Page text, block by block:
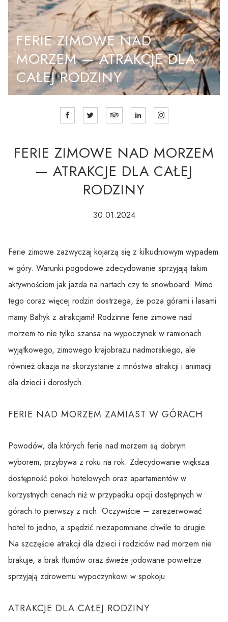
FERIE ZIMOWE NAD
MORZEM — ATRAKCJE DLA
CAŁEJ RODZINY
FERIE ZIMOWE NAD MORZEM
— ATRAKCJE DLA CAŁEJ
RODZINY
30.01.2024
Ferie zimowe zazwyczaj kojarzą się z kilkudniowym wypadem
w góry. Warunki pogodowe zdecydowanie sprzyjają takim
aktywnościom jak jazda na nartach czy te snowboard. Mimo
tego coraz więcej rodzin dostrzega, że poza górami i lasami
mamy Bałtyk z atrakcjami! Rodzinne ferie zimowe nad
morzem to nie tylko szansa na wypoczynek w ramionach
wyjątkowego, zimowego krajobrazu nadmorskiego, ale
również okazja na skorzystanie z mnóstwa atrakcji i animacji
dla dzieci i dorosłych.
FERIE NAD MORZEM ZAMIAST W GÓRACH
Powodów, dla których ferie nad morzem są dobrym
wyborem, przybywa z roku na rok. Zdecydowanie większa
dostępność pokoi hotelowych oraz apartamentów w
korzystnych cenach niż w przypadku opcji dostępnych w
górach to pierwszy z nich. Oczywiście – zarezerwować
hotel to jedno, a spędzić niezapomniane chwile to drugie.
Na szczęście atrakcji dla dzieci i rodziców nad morzem nie
brakuje, a brak tłumów oraz świeże jodowane powietrze
sprzyjają zdrowemu wypoczynkowi w spokoju.
ATRAKCJE DLA CAŁEJ RODZINY